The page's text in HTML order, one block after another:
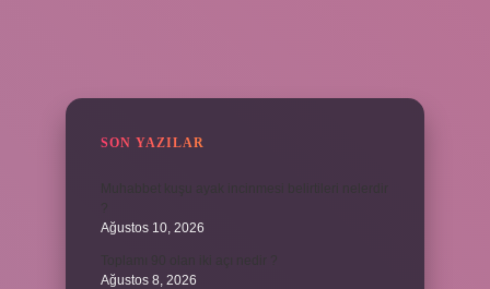
SON YAZILAR
Ağustos 10, 2026
Ağustos 8, 2026